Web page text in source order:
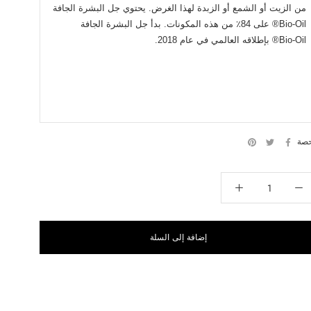
من الزيت أو الشمع أو الزبدة لهذا الغرض. يحتوي جل البشرة الجافة
Bio‑Oil® على 84٪ من هذه المكونات. بدأ جل البشرة الجافة
Bio‑Oil® بإطلاقه العالمي في عام 2018.
إضافة إلى السلة